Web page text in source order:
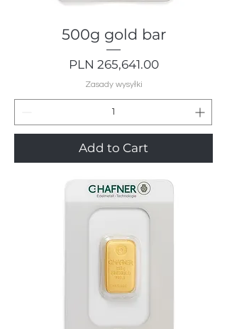
500g gold bar
Price
PLN 265,641.00
Zasady wysyłki
Add to Cart